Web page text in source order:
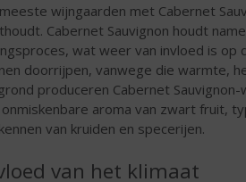
wijngaarden met Cabernet
Cabernet Sauvignon houdt
wat weer van invloed is op
doorrijpen, vanwege die warmte,
produceren Cabernet
aroma van zwart fruit,
van kruiden en specerijen.
van het klimaat